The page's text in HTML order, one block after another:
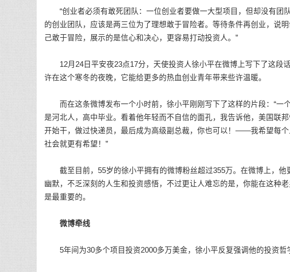
“创业者必须有敢死团队：一位创业者要做一大型项目，但却没有团
的创业团队，应该是两三位为了理想敢于冒险者。等待条件再创业，说
己敢于冒险，展示的是信心和决心，更容易打动投资人。”
12月24日平安夜23点17分，天使投资人徐小平在微博上写下了这段
许在这个寒冬的夜晚，它能给更多的热血创业青年带来些许温暖。
而在这条微博发布一个小时前，徐小平刚刚写下了这样的片段：“一
是河北人，高中毕业。看着他年轻而不自信的面孔，我告诉他，美国联
开始干，做过快递员，最后成为高级副总裁，你也可以！——我希望每个
社会就更有希望！”
截至目前，55岁的徐小平拥有的微博粉丝超过355万。在微博上，他
幽默，不乏深刻的人生和投资感悟，不过更让人难忘的是，你能在这种
是最重要的。
微博牵线
5年间为30多个项目投资2000多万美金，徐小平反复强调他的投资哲